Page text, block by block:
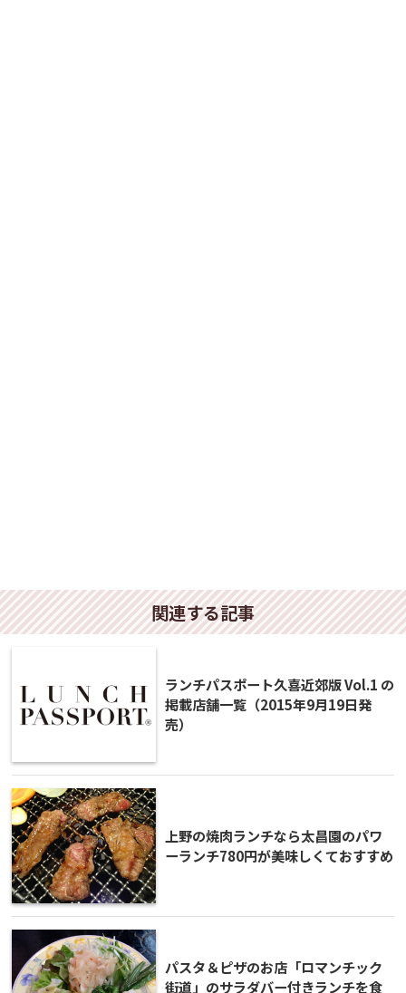
関連する記事
ランチパスポート久喜近郊版 Vol.1 の
掲載店舗一覧（2015年9月19日発
売）
上野の焼肉ランチなら太昌園のパワ
ーランチ780円が美味しくておすすめ
パスタ＆ピザのお店「ロマンチック
街道」のサラダバー付きランチを食